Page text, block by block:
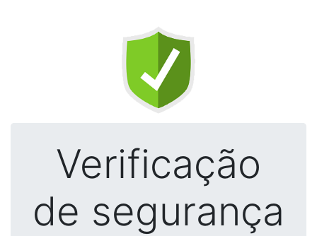
Verificação
de segurança